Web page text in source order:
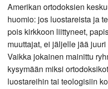
Amerikan ortodoksien
huomio: jos luostareista ja
pois kirkkoon liittyneet,
muuttajat, ei jäljelle jää
Vaikka jokainen mainittu
kysymään miksi
luostareihin tai teologisiin